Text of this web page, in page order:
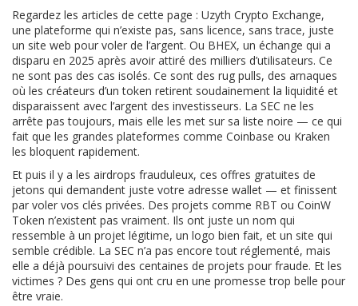
Regardez les articles de cette page : Uzyth Crypto Exchange,
une plateforme qui n’existe pas, sans licence, sans trace, juste
un site web pour voler de l’argent. Ou BHEX, un échange qui a
disparu en 2025 après avoir attiré des milliers d’utilisateurs. Ce
ne sont pas des cas isolés. Ce sont des rug pulls, des arnaques
où les créateurs d’un token retirent soudainement la liquidité et
disparaissent avec l’argent des investisseurs. La SEC ne les
arrête pas toujours, mais elle les met sur sa liste noire — ce qui
fait que les grandes plateformes comme Coinbase ou Kraken
les bloquent rapidement.
Et puis il y a les airdrops frauduleux, ces offres gratuites de
jetons qui demandent juste votre adresse wallet — et finissent
par voler vos clés privées. Des projets comme RBT ou CoinW
Token n’existent pas vraiment. Ils ont juste un nom qui
ressemble à un projet légitime, un logo bien fait, et un site qui
semble crédible. La SEC n’a pas encore tout réglementé, mais
elle a déjà poursuivi des centaines de projets pour fraude. Et les
victimes ? Des gens qui ont cru en une promesse trop belle pour
être vraie.